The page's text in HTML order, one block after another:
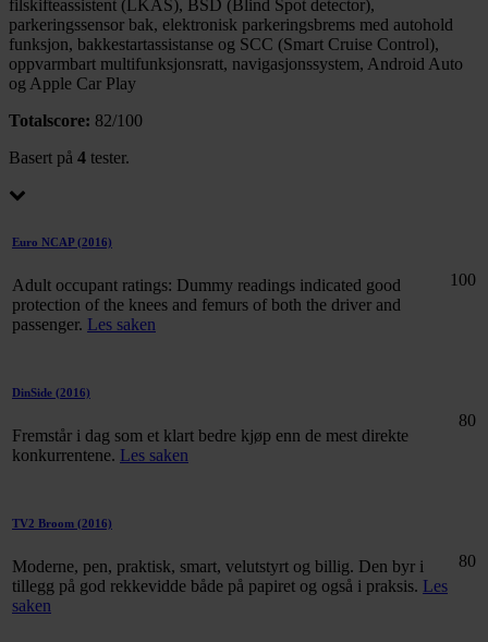
filskifteassistent (LKAS), BSD (Blind Spot detector),
parkeringssensor bak, elektronisk parkeringsbrems med autohold
funksjon, bakkestartassistanse og SCC (Smart Cruise Control),
oppvarmbart multifunksjonsratt, navigasjonssystem, Android Auto
og Apple Car Play
Totalscore: 82/100
Basert på 4 tester.
Euro NCAP (2016)
Adult occupant ratings: Dummy readings indicated good
protection of the knees and femurs of both the driver and
passenger. Les saken
100
DinSide (2016)
Fremstår i dag som et klart bedre kjøp enn de mest direkte
konkurrentene. Les saken
80
TV2 Broom (2016)
Moderne, pen, praktisk, smart, velutstyrt og billig. Den byr i
tillegg på god rekkevidde både på papiret og også i praksis. Les
saken
80